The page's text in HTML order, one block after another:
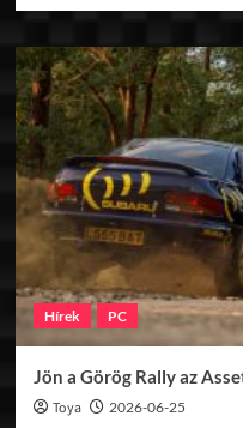
Hírek PC
Jön a Görög Rally az
Toya 2026-06-25